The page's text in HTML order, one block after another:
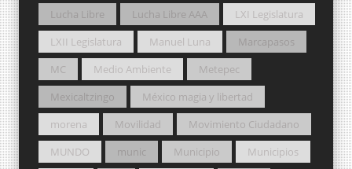
Lucha Libre
Lucha Libre AAA
LXI Legislatura
LXII Legislatura
Manuel Luna
Marcapasos
MC
Medio Ambiente
Metepec
Mexicaltzingo
México magia y libertad
morena
Movilidad
Movimiento Ciudadano
MUNDO
munic Municipio
Municipios